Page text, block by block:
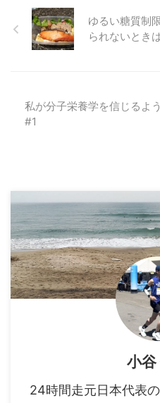
ゆるい糖質制
られないとき
私が分子栄養学を信じるよ
#1
小谷
24時間走元日本代表